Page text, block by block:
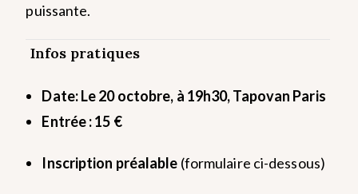
puissante.
Infos pratiques
Date: Le 20 octobre, à 19h30, Tapovan Paris
Entrée : 15 €
Inscription préalable (formulaire ci-dessous)